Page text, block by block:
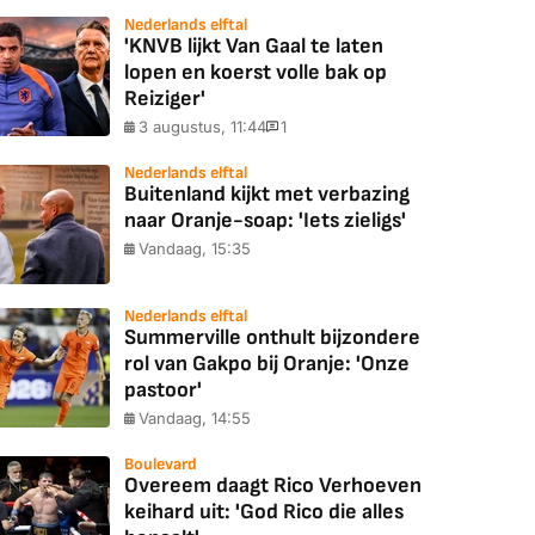
Nederlands elftal
'KNVB lijkt Van Gaal te laten
lopen en koerst volle bak op
Reiziger'
3 augustus, 11:44 1
Nederlands elftal
Buitenland kijkt met verbazing
naar Oranje-soap: 'Iets zieligs'
Vandaag, 15:35
Nederlands elftal
Summerville onthult bijzondere
rol van Gakpo bij Oranje: 'Onze
pastoor'
Vandaag, 14:55
Boulevard
Overeem daagt Rico Verhoeven
keihard uit: 'God Rico die alles